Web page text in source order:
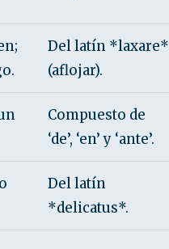
Del latín *laxare*
(aflojar).
Compuesto de
‘de’, ‘en’ y ‘ante’.
Del latín
*delicatus*.